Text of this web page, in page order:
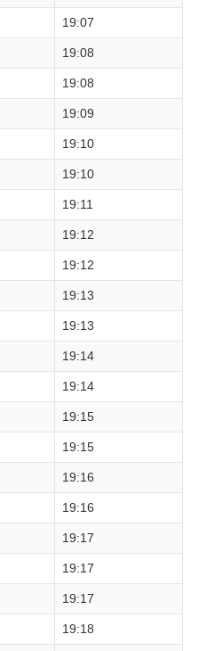
19:07
19:08
19:08
19:09
19:10
19:10
19:11
19:12
19:12
19:13
19:13
19:14
19:14
19:15
19:15
19:16
19:16
19:17
19:17
19:17
19:18